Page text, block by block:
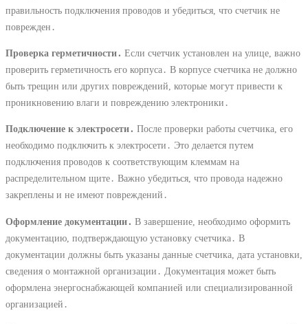
правильность подключения проводов и убедиться, что счетчик не
поврежден․
Проверка герметичности․ Если счетчик установлен на улице, важно
проверить герметичность его корпуса․ В корпусе счетчика не должно
быть трещин или других повреждений, которые могут привести к
проникновению влаги и повреждению электроники․
Подключение к электросети․ После проверки работы счетчика, его
необходимо подключить к электросети․ Это делается путем
подключения проводов к соответствующим клеммам на
распределительном щите․ Важно убедиться, что провода надежно
закреплены и не имеют повреждений․
Оформление документации․ В завершение, необходимо оформить
документацию, подтверждающую установку счетчика․ В
документации должны быть указаны данные счетчика, дата установки,
сведения о монтажной организации․ Документация может быть
оформлена энергоснабжающей компанией или специализированной
организацией․